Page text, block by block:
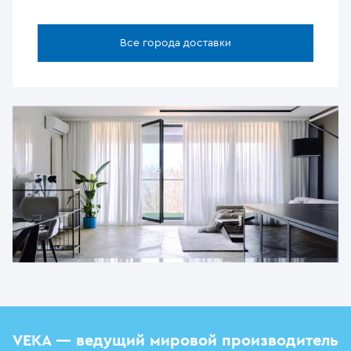
Все города доставки
VEKA — ведущий мировой производитель